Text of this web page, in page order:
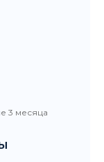
3 месяца